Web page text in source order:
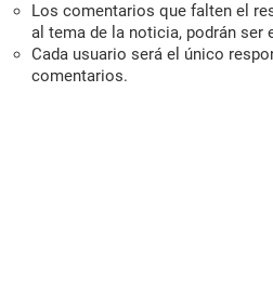
Los comentarios que falten el
al tema de la noticia, podrán ser
Cada usuario será el único
comentarios.